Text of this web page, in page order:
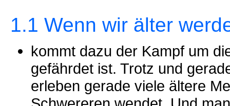
1.1 Wenn wir älter
kommt dazu der Kampf um
gefährdet ist. Trotz und
erleben gerade viele ältere